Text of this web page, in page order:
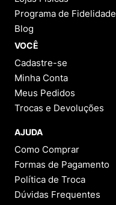
Programa de Fidelidade
Blog
VOCÊ
Cadastre-se
Minha Conta
Meus Pedidos
Trocas e Devoluções
AJUDA
Como Comprar
Formas de Pagamento
Política de Troca
Dúvidas Frequentes